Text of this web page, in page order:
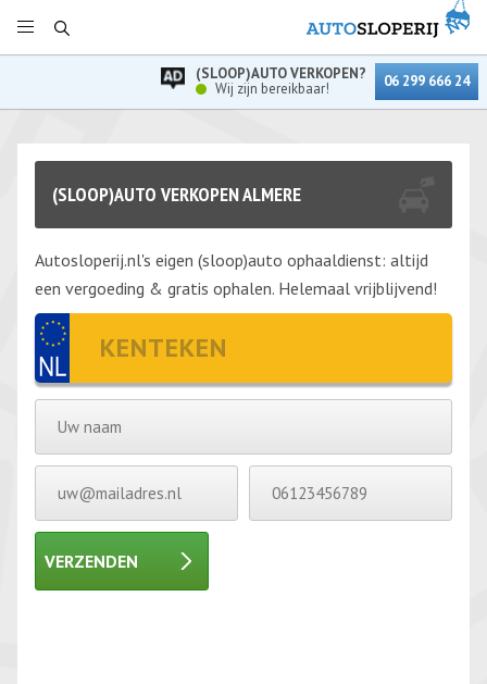
(SLOOP)AUTO VERKOPEN?
Wij zijn bereikbaar!
06 299 666 24
(SLOOP)AUTO VERKOPEN ALMERE
Autosloperij.nl's eigen (sloop)auto ophaaldienst: altijd
een vergoeding & gratis ophalen. Helemaal vrijblijvend!
VERZENDEN